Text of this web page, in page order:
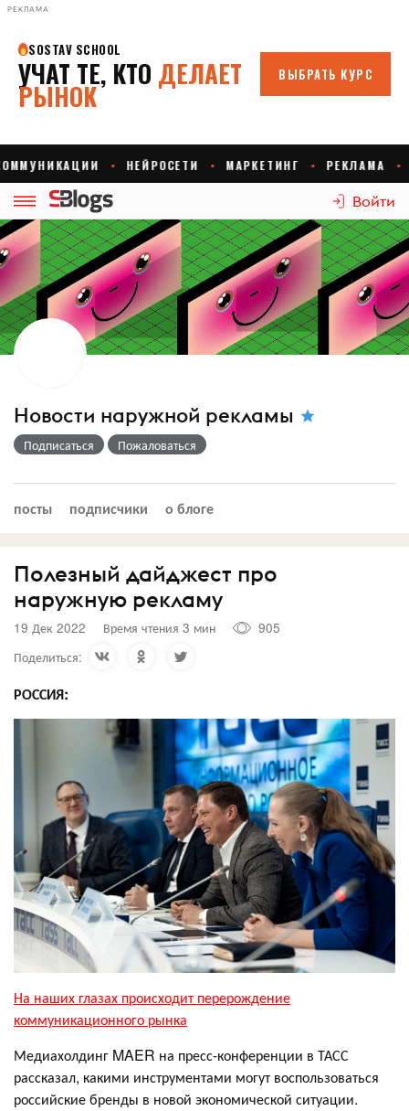
РЕКЛАМА
Войти
Новости наружной рекламы
Подписаться Пожаловаться
посты подписчики о блоге
Полезный дайджест про
наружную рекламу
19 Дек 2022 Время чтения 3 мин
905
Поделиться:
РОССИЯ:
На наших глазах происходит перерождение
коммуникационного рынка
Медиахолдинг MAER на пресс-конференции в ТАСС
рассказал, какими инструментами могут воспользоваться
российские бренды в новой экономической ситуации.